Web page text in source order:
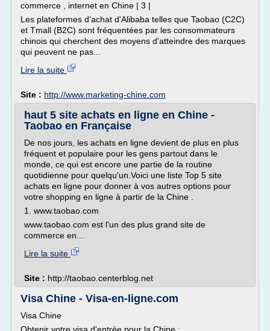
commerce , internet en Chine | 3 |
Les plateformes d'achat d'Alibaba telles que Taobao (C2C)
et Tmall (B2C) sont fréquentées par les consommateurs
chinois qui cherchent des moyens d'atteindre des marques
qui peuvent ne pas...
Lire la suite
Site : http://www.marketing-chine.com
haut 5 site achats en ligne en Chine -
Taobao en Française
De nos jours, les achats en ligne devient de plus en plus
fréquent et populaire pour les gens partout dans le
monde, ce qui est encore une partie de la routine
quotidienne pour quelqu'un.Voici une liste Top 5 site
achats en ligne pour donner à vos autres options pour
votre shopping en ligne à partir de la Chine .
1. www.taobao.com
www.taobao.com est l'un des plus grand site de
commerce en...
Lire la suite
Site : http://taobao.centerblog.net
Visa Chine - Visa-en-ligne.com
Visa Chine